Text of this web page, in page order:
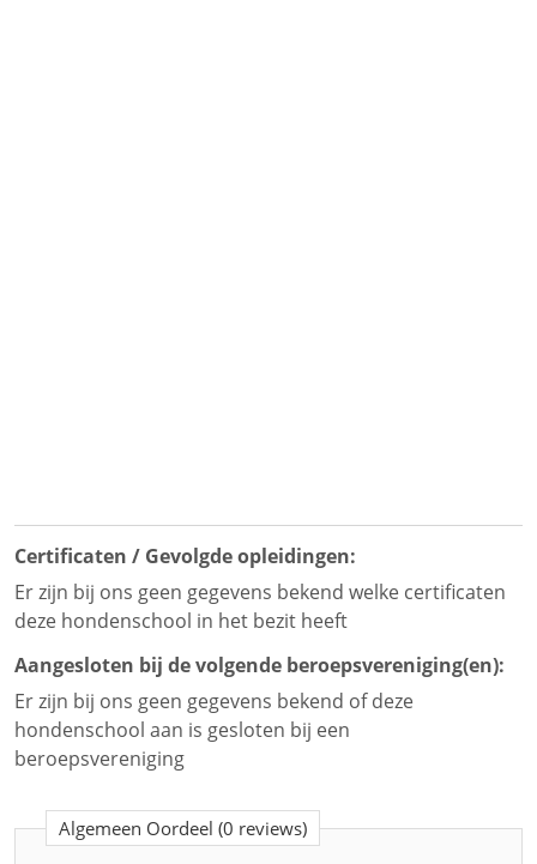
Certificaten / Gevolgde opleidingen:
Er zijn bij ons geen gegevens bekend welke certificaten
deze hondenschool in het bezit heeft
Aangesloten bij de volgende beroepsvereniging(en):
Er zijn bij ons geen gegevens bekend of deze
hondenschool aan is gesloten bij een
beroepsvereniging
Algemeen Oordeel (0 reviews)